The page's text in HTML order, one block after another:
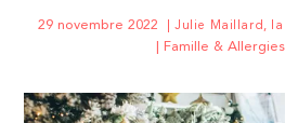
29 novembre 2022 Julie Maillard,
Famille & Allergies